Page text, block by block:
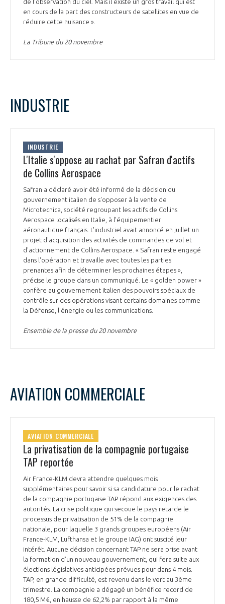
en cours de la part des constructeurs de satellites en vue de
réduire cette nuisance ».
La Tribune du 20 novembre
INDUSTRIE
INDUSTRIE
L'Italie s'oppose au rachat par Safran d'actifs
de Collins Aerospace
Safran a déclaré avoir été informé de la décision du
gouvernement italien de s'opposer à la vente de
Microtecnica, société regroupant les actifs de Collins
Aerospace localisés en Italie, à l'équipementier
aéronautique français. L'industriel avait annoncé en juillet un
projet d'acquisition des activités de commandes de vol et
d'actionnement de Collins Aerospace. « Safran reste engagé
dans l'opération et travaille avec toutes les parties
prenantes afin de déterminer les prochaines étapes »,
précise le groupe dans un communiqué. Le « golden power »
confère au gouvernement italien des pouvoirs spéciaux de
contrôle sur des opérations visant certains domaines comme
la Défense, l'énergie ou les communications.
Ensemble de la presse du 20 novembre
AVIATION COMMERCIALE
AVIATION COMMERCIALE
La privatisation de la compagnie portugaise
TAP reportée
Air France-KLM devra attendre quelques mois
supplémentaires pour savoir si sa candidature pour le rachat
de la compagnie portugaise TAP répond aux exigences des
autorités. La crise politique qui secoue le pays retarde le
processus de privatisation de 51% de la compagnie
nationale, pour laquelle 3 grands groupes européens (Air
France-KLM, Lufthansa et le groupe IAG) ont suscité leur
intérêt. Aucune décision concernant TAP ne sera prise avant
la formation d’un nouveau gouvernement, qui fera suite aux
élections législatives anticipées prévues pour dans 4 mois.
TAP, en grande difficulté, est revenu dans le vert au 3ème
trimestre. La compagnie a dégagé un bénéfice record de
180,5 M€, en hausse de 62,2% par rapport à la même